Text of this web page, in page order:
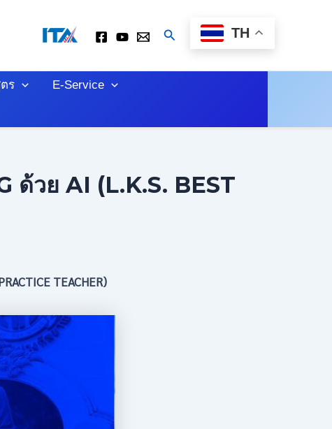
Search TH
ร E-Service
ด้วย AI (L.K.S. BEST
TEACHER)